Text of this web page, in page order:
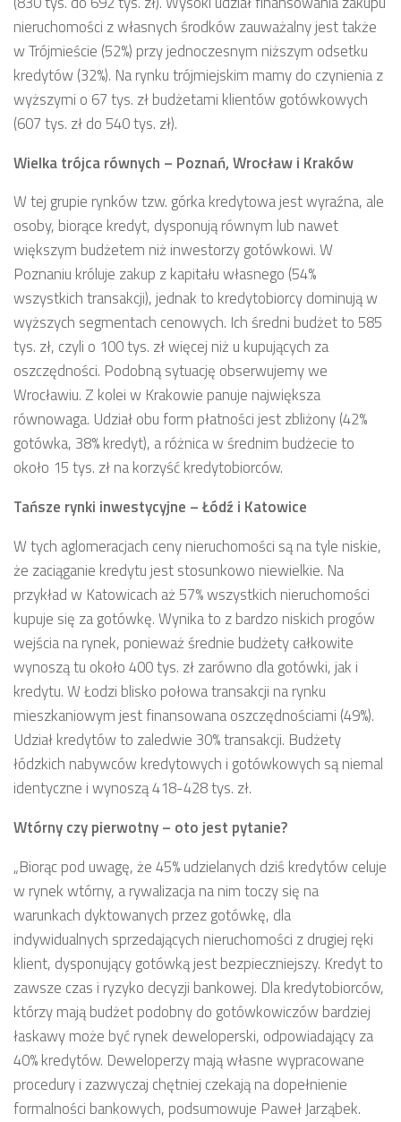
nieruchomości z własnych środków zauważalny jest także
w Trójmieście (52%) przy jednoczesnym niższym odsetku
kredytów (32%). Na rynku trójmiejskim mamy do czynienia z
wyższymi o 67 tys. zł budżetami klientów gotówkowych
(607 tys. zł do 540 tys. zł).
Wielka trójca równych – Poznań, Wrocław i Kraków
W tej grupie rynków tzw. górka kredytowa jest wyraźna, ale
osoby, biorące kredyt, dysponują równym lub nawet
większym budżetem niż inwestorzy gotówkowi. W
Poznaniu króluje zakup z kapitału własnego (54%
wszystkich transakcji), jednak to kredytobiorcy dominują w
wyższych segmentach cenowych. Ich średni budżet to 585
tys. zł, czyli o 100 tys. zł więcej niż u kupujących za
oszczędności. Podobną sytuację obserwujemy we
Wrocławiu. Z kolei w Krakowie panuje największa
równowaga. Udział obu form płatności jest zbliżony (42%
gotówka, 38% kredyt), a różnica w średnim budżecie to
około 15 tys. zł na korzyść kredytobiorców.
Tańsze rynki inwestycyjne – Łódź i Katowice
W tych aglomeracjach ceny nieruchomości są na tyle niskie,
że zaciąganie kredytu jest stosunkowo niewielkie. Na
przykład w Katowicach aż 57% wszystkich nieruchomości
kupuje się za gotówkę. Wynika to z bardzo niskich progów
wejścia na rynek, ponieważ średnie budżety całkowite
wynoszą tu około 400 tys. zł zarówno dla gotówki, jak i
kredytu. W Łodzi blisko połowa transakcji na rynku
mieszkaniowym jest finansowana oszczędnościami (49%).
Udział kredytów to zaledwie 30% transakcji. Budżety
łódzkich nabywców kredytowych i gotówkowych są niemal
identyczne i wynoszą 418-428 tys. zł.
Wtórny czy pierwotny – oto jest pytanie?
„Biorąc pod uwagę, że 45% udzielanych dziś kredytów celuje
w rynek wtórny, a rywalizacja na nim toczy się na
warunkach dyktowanych przez gotówkę, dla
indywidualnych sprzedających nieruchomości z drugiej ręki
klient, dysponujący gotówką jest bezpieczniejszy. Kredyt to
zawsze czas i ryzyko decyzji bankowej. Dla kredytobiorców,
którzy mają budżet podobny do gotówkowiczów bardziej
łaskawy może być rynek deweloperski, odpowiadający za
40% kredytów. Deweloperzy mają własne wypracowane
procedury i zazwyczaj chętniej czekają na dopełnienie
formalności bankowych, podsumowuje Paweł Jarząbek.